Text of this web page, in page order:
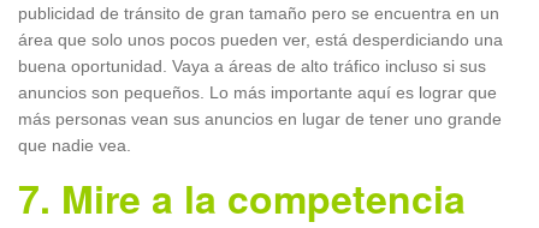
publicidad de tránsito de gran tamaño pero se encuentra en un
área que solo unos pocos pueden ver, está desperdiciando una
buena oportunidad. Vaya a áreas de alto tráfico incluso si sus
anuncios son pequeños. Lo más importante aquí es lograr que
más personas vean sus anuncios en lugar de tener uno grande
que nadie vea.
7. Mire a la competencia